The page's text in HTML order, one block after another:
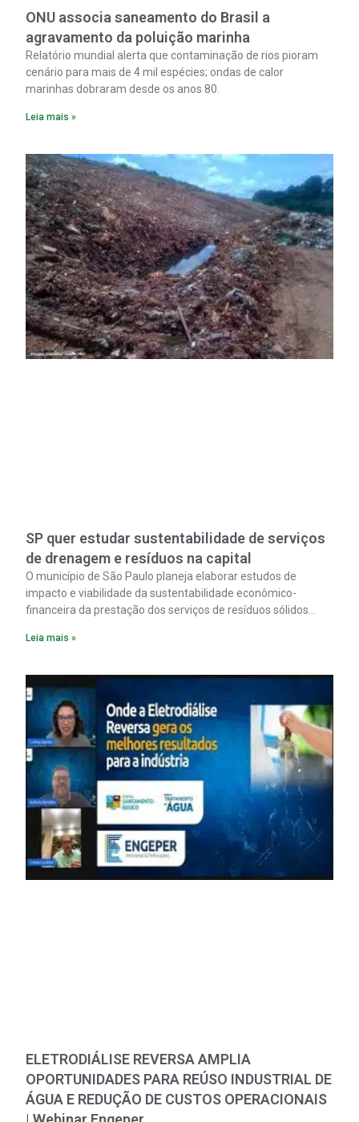
ONU associa saneamento do Brasil a
agravamento da poluição marinha
Relatório mundial alerta que contaminação de rios pioram
cenário para mais de 4 mil espécies; ondas de calor
marinhas dobraram desde os anos 80.
Leia mais »
SP quer estudar sustentabilidade de serviços
de drenagem e resíduos na capital
O município de São Paulo planeja elaborar estudos de
impacto e viabilidade da sustentabilidade econômico-
financeira da prestação dos serviços de resíduos sólidos
listadas na proposta do PMSAI, o Plano Municipal de
aqui.
Leia mais »
ELETRODIÁLISE REVERSA AMPLIA
OPORTUNIDADES PARA REÚSO INDUSTRIAL DE
ÁGUA E REDUÇÃO DE CUSTOS OPERACIONAIS